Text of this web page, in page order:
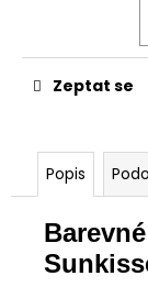
Zeptat se
Popis